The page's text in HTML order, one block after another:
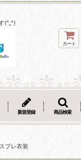
(^_^)
カート
新規登録 商品検索
プレ衣装